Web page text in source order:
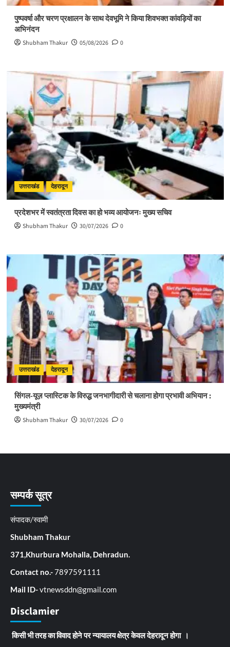
पुष्पवर्षा और चरण प्रक्षालन के साथ देवभूमि ने किया शिवभक्त कांवड़ियों का
अभिनंदन
Shubham Thakur 05/08/2026 0
उत्तराखंड देहरादून
प्रदेशभर में स्वतंत्रता दिवस का हो भव्य आयोजनः मुख्य सचिव
Shubham Thakur 30/07/2026 0
उत्तराखंड देहरादून
सिंगल-यूज़ प्लास्टिक के विरुद्ध जनभागीदारी से चलाना होगा प्रभावी अभियान :
मुख्यमंत्री
Shubham Thakur 30/07/2026 0
सम्पर्क सूत्र
संपादक/स्वामी
Shubham Thakur
371,Khurbura Mohalla, Dehradun.
Contact no.-7897591111
Mail ID-vtnewsddn@gmail.com
Disclamier
किसी भी तरह का विवाद होने पर न्यायालय क्षेत्र केवल देहरादून होगा ।